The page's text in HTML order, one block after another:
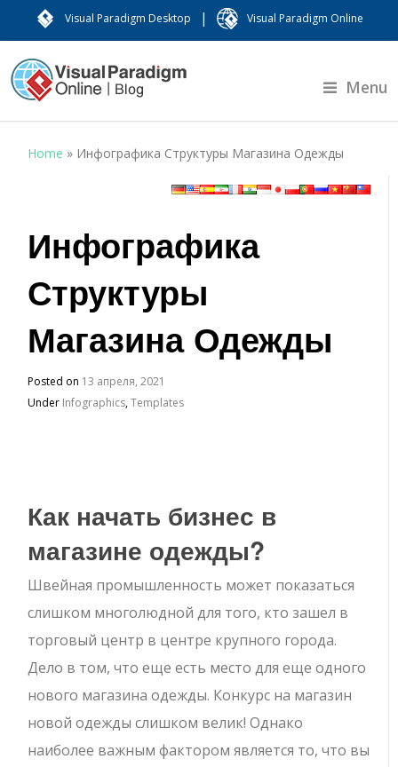
Visual Paradigm Desktop | Visual Paradigm Online
Menu
Home » Инфографика Структуры Магазина Одежды
Инфографика
Структуры
Магазина Одежды
Posted on 13 апреля, 2021
Under Infographics,Templates
Как начать бизнес в
магазине одежды?
Швейная промышленность может показаться
слишком многолюдной для того, кто зашел в
торговый центр в центре крупного города.
Дело в том, что еще есть место для еще одного
нового магазина одежды. Конкурс на магазин
новой одежды слишком велик! Однако
наиболее важным фактором является то, что вы